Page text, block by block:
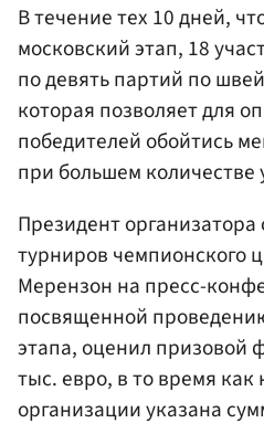
В течение тех 10 дней,
московский этап, 18
по девять партий по
которая позволяет для
победителей обойтись
при большем количестве
Президент
турниров чемпионского
Мерензон на пресс-
посвященной
этапа, оценил призовой
тыс. евро, в то время
организации указана